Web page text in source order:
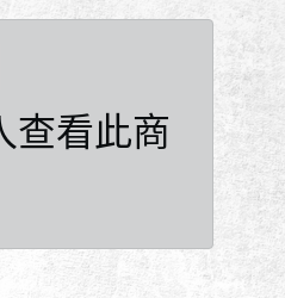
查看此商